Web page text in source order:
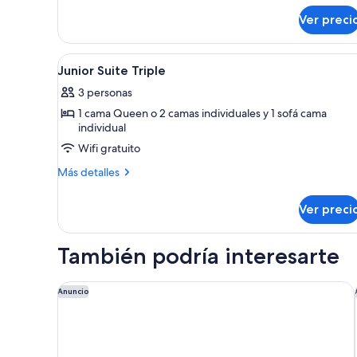
junior
Ver
Abrir
todas
las
fotos
Junior
Suite
Minibar, caja de seguridad en
8
Junior Suite Triple
3 personas
1 cama Queen o 2 camas individuales y 1 sofá cama
individual
Wifi gratuito
Más detalles
Más
Suite
Ver
También podría interesarte
Anuncio
Citadines Eurometropole Strasbourg